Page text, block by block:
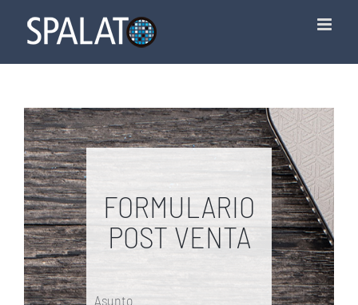
FORMULARIO
POST VENTA
Asunto